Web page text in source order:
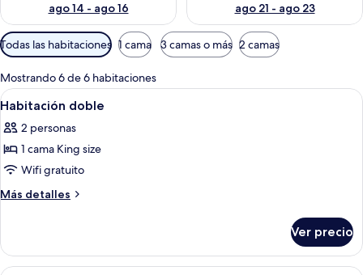
ago 14 - ago 16
ago 21 - ago 23
Filtros
disponibles
para
las
habitaciones
Todas las habitaciones 1 cama 3 camas o más 2 camas
Mostrando 6 de 6 habitaciones
Abrir
todas
las
fotos
de
Habitación
Habitación de hotel con cama,
6
Habitación doble
2 personas
1 cama King size
Wifi gratuito
Más detalles
Más
doble
Ver precio
Habitación de hotel con dos camas,